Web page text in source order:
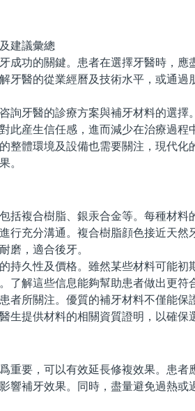
功的關鍵。患者在選擇牙醫時，應
牙醫的從業經曆及技術水平，或通過
牙醫的診療方案與補牙材料的選擇
此産生信任感，進而減少在治療過程
體環境及設備也需要關注，現代化
。
複合樹脂、銀汞合金等。每種材料
行充分溝通。複合樹脂顔色接近天然
磨，適合後牙。
久性及價格。雖然某些材料可能初
了解這些信息能夠幫助患者做出更符
所關注。優質的補牙材料不僅能保
生提供材料的相關資質證明，以確保
要，可以有效延長修複效果。患者
響補牙效果。同時，盡量避免過熱或